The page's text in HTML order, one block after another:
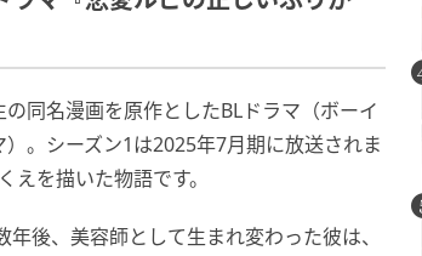
同名漫画を原作としたBLドラマ（ボーイ
。シーズン1は2025年7月期に放送されま
を描いた物語です。
後、美容師として生まれ変わった彼は、